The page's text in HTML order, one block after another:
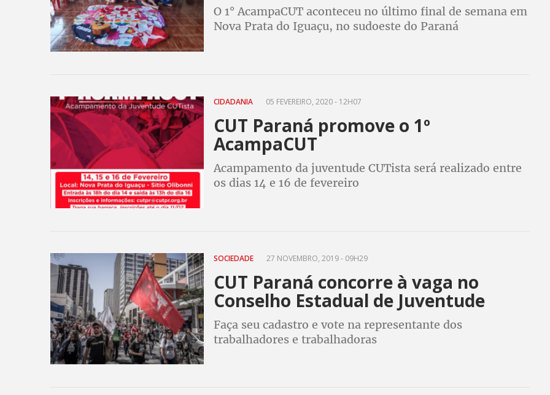
O 1° AcampaCUT aconteceu no último final de semana em
Nova Prata do Iguaçu, no sudoeste do Paraná
CIDADANIA 05 FEVEREIRO, 2020 - 12H07
CUT Paraná promove o 1º
AcampaCUT
Acampamento da juventude CUTista será realizado entre
os dias 14 e 16 de fevereiro
SOCIEDADE 27 NOVEMBRO, 2019 - 09H29
CUT Paraná concorre à vaga no
Conselho Estadual de Juventude
Faça seu cadastro e vote na representante dos
trabalhadores e trabalhadoras